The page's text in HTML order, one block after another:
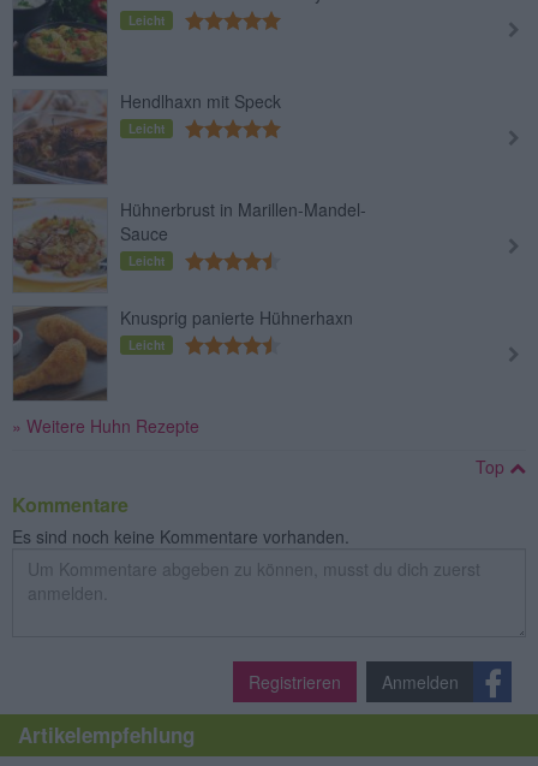
Leicht
Hendlhaxn mit Speck
Leicht
Hühnerbrust in Marillen-Mandel-
Sauce
Leicht
Knusprig panierte Hühnerhaxn
Leicht
» Weitere Huhn Rezepte
Top
Kommentare
Es sind noch keine Kommentare vorhanden.
Registrieren Anmelden
Artikelempfehlung